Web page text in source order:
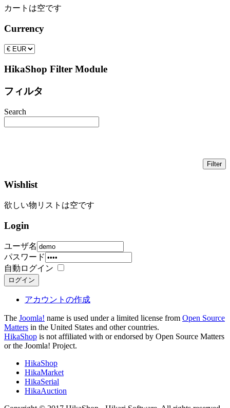
カートは空です
Currency
HikaShop Filter Module
フィルタ
Search
Wishlist
欲しい物リストは空です
Login
ユーザ名
パスワード
自動ログイン
ログイン
アカウントの作成
The Joomla! name is used under a limited license from Open Source
Matters in the United States and other countries.
HikaShop is not affiliated with or endorsed by Open Source Matters
or the Joomla! Project.
HikaShop
HikaMarket
HikaSerial
HikaAuction